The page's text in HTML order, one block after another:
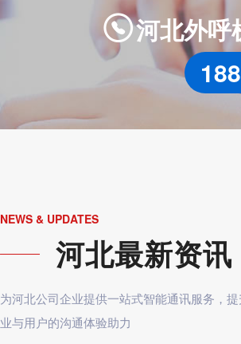
河北外呼
NEWS & UPDATES
河北最新资讯
为河北公司企业提供一站式智能通讯服务，
业与用户的沟通体验助力